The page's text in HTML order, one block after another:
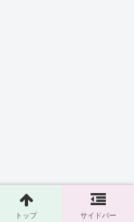
トップ サイドバー